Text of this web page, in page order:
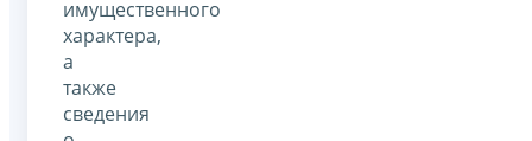
имущественного
характера,
а
также
сведения